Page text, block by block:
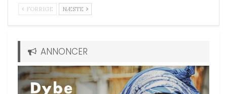
FORRIGE NÆSTE
ANNONCER